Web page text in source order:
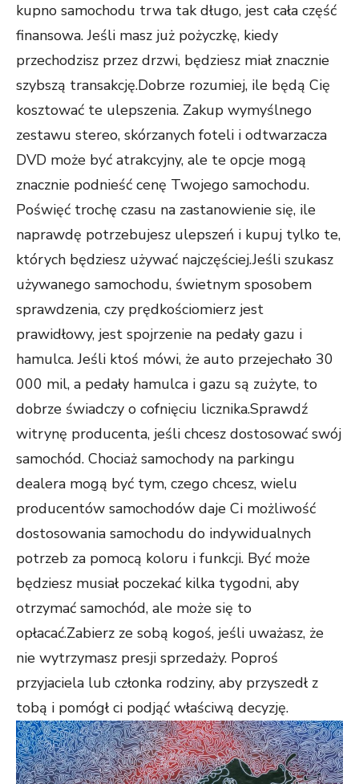
kupno samochodu trwa tak długo, jest cała część
finansowa. Jeśli masz już pożyczkę, kiedy
przechodzisz przez drzwi, będziesz miał znacznie
szybszą transakcję.Dobrze rozumiej, ile będą Cię
kosztować te ulepszenia. Zakup wymyślnego
zestawu stereo, skórzanych foteli i odtwarzacza
DVD może być atrakcyjny, ale te opcje mogą
znacznie podnieść cenę Twojego samochodu.
Poświęć trochę czasu na zastanowienie się, ile
naprawdę potrzebujesz ulepszeń i kupuj tylko te,
których będziesz używać najczęściej.Jeśli szukasz
używanego samochodu, świetnym sposobem
sprawdzenia, czy prędkościomierz jest
prawidłowy, jest spojrzenie na pedały gazu i
hamulca. Jeśli ktoś mówi, że auto przejechało 30
000 mil, a pedały hamulca i gazu są zużyte, to
dobrze świadczy o cofnięciu licznika.Sprawdź
witrynę producenta, jeśli chcesz dostosować swój
samochód. Chociaż samochody na parkingu
dealera mogą być tym, czego chcesz, wielu
producentów samochodów daje Ci możliwość
dostosowania samochodu do indywidualnych
potrzeb za pomocą koloru i funkcji. Być może
będziesz musiał poczekać kilka tygodni, aby
otrzymać samochód, ale może się to
opłacać.Zabierz ze sobą kogoś, jeśli uważasz, że
nie wytrzymasz presji sprzedaży. Poproś
przyjaciela lub członka rodziny, aby przyszedł z
tobą i pomógł ci podjąć właściwą decyzję.